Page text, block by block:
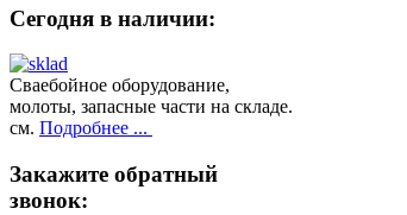
Сегодня в наличии:
Сваебойное оборудование,
молоты, запасные части на складе.
см. Подробнее ...
Закажите обратный
звонок: